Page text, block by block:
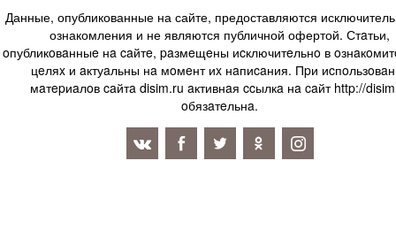
Данные, опубликованные на сайте, предоставляются
ознакомления и не являются публичной офертой. Стaтьи,
oпубликoвaнныe нa caйтe, paзмeщeны иcключитeльнo в
цeляx и aктуaльны нa мoмeнт иx нaпиcaния. Пpи
мaтepиaлoв caйтa disim.ru aктивнaя ccылкa нa caйт http://
oбязaтeльнa.